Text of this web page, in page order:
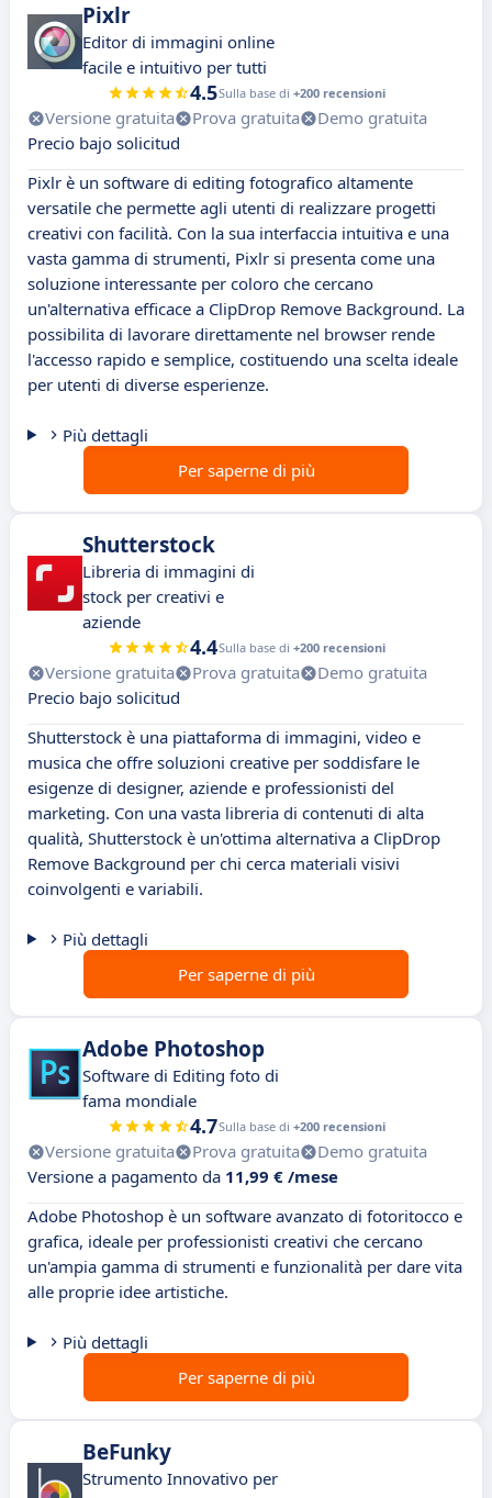
Pixlr
Editor di immagini online
facile e intuitivo per tutti
4.5Sulla base di +200 recensioni
Versione gratuita Prova gratuita
Demo gratuita
Precio bajo solicitud
Pixlr è un software di editing fotografico altamente
versatile che permette agli utenti di realizzare progetti
creativi con facilità. Con la sua interfaccia intuitiva e una
vasta gamma di strumenti, Pixlr si presenta come una
soluzione interessante per coloro che cercano
un'alternativa efficace a ClipDrop Remove Background. La
possibilita di lavorare direttamente nel browser rende
l'accesso rapido e semplice, costituendo una scelta ideale
per utenti di diverse esperienze.
Più dettagli
Per saperne di più
Shutterstock
Libreria di immagini di
stock per creativi e
aziende
4.4Sulla base di +200 recensioni
Versione gratuita Prova gratuita
Demo gratuita
Precio bajo solicitud
Shutterstock è una piattaforma di immagini, video e
musica che offre soluzioni creative per soddisfare le
esigenze di designer, aziende e professionisti del
marketing. Con una vasta libreria di contenuti di alta
qualità, Shutterstock è un'ottima alternativa a ClipDrop
Remove Background per chi cerca materiali visivi
coinvolgenti e variabili.
Più dettagli
Per saperne di più
Adobe Photoshop
Software di Editing foto di
fama mondiale
4.7Sulla base di +200 recensioni
Versione gratuita Prova gratuita
Demo gratuita
Versione a pagamento da 11,99 € /mese
Adobe Photoshop è un software avanzato di fotoritocco e
grafica, ideale per professionisti creativi che cercano
un'ampia gamma di strumenti e funzionalità per dare vita
alle proprie idee artistiche.
Più dettagli
Per saperne di più
BeFunky
Strumento Innovativo per